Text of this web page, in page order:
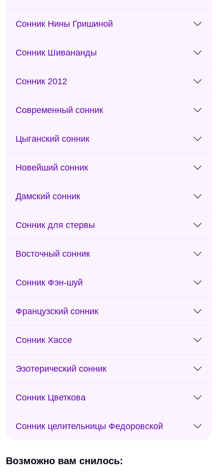
Сонник Нины Гришиной
Сонник Шивананды
Сонник 2012
Современный сонник
Цыганский сонник
Новейший сонник
Дамский сонник
Сонник для стервы
Восточный сонник
Сонник Фэн-шуй
Французский сонник
Сонник Хассе
Эзотерический сонник
Сонник Цветкова
Сонник целительницы Федоровской
Возможно вам снилось: